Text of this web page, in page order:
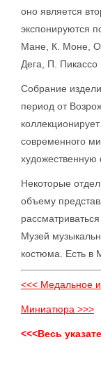
оно является
экспонируются
Мане, К. Моне,
Дега, П. Пикассо
Собрание
период от
современного
Некоторые
объему
Музей
костюма. Есть в
<<< Медальное
Миниатюра >>>
<<<Весь